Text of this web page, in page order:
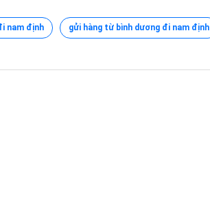
nam định gửi hàng từ bình dương đi nam định